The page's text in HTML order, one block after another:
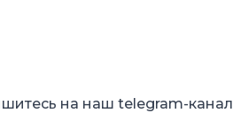
на наш telegram-канал